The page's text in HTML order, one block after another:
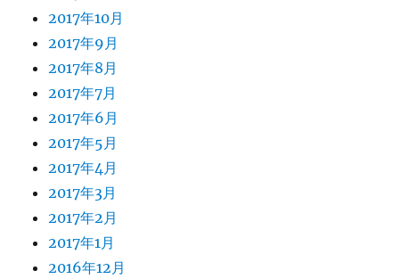
2017年10月
2017年9月
2017年8月
2017年7月
2017年6月
2017年5月
2017年4月
2017年3月
2017年2月
2017年1月
2016年12月